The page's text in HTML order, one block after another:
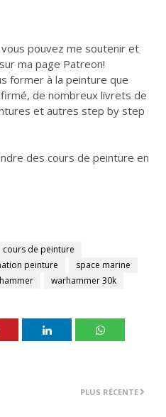
pouvez me soutenir et
ma page Patreon!
former à la peinture que
de nombreux livrets de
et autres step by step
des cours de peinture en
cours de peinture
peinture
space marine
warhammer 30k
PLUS RÉCENTE